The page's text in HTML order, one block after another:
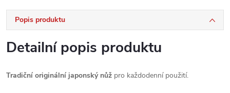
Popis produktu
Detailní popis produktu
Tradiční originální japonský nůž pro každodenní použití.